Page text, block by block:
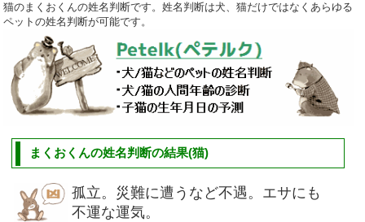
猫のまくおくんの姓名判断です。姓名判断は犬、猫だけではなくあらゆる
ペットの姓名判断が可能です。
まくおくんの姓名判断の結果(猫)
孤立。災難に遭うなど不遇。エサにも
不運な運気。